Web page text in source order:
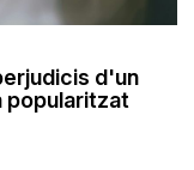
d'un
popularitzat